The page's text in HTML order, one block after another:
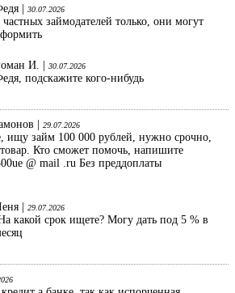
|
30.07.2026
частных займодателей только, они могут
И. | 30.07.2026
подскажите кого-нибудь
| 29.07.2026
ищу займ 100 000 рублей, нужно срочно,
товар. Кто сможет помочь, напишите
@ mail .ru Без преддоплаты
|
29.07.2026
какой срок ищете? Могу дать под 5 % в